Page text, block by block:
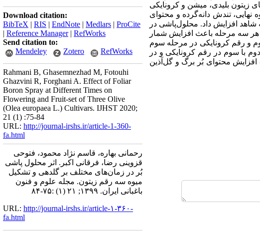
زیتون بلیدی، میشن و کرونایکی
تندش دانه‌‌گرده و محتوای
شاهد افزایش داد. محلول‌‌‌‌پاشی در
سه مرحله باعث افزایش شمار
و رقم کرونایکی در مرحله سوم
با سوم در رقم کرونایکی و در
محتوای بُر برگ و گل‌‌آذین
Download citation:
BibTeX | RIS | EndNote | Medlars | ProCite
| Reference Manager| RefWorks
Send citation to:
Mendeley
Zotero RefWorks
Rahmani B, Ghasemnezhad M, Fotouhi
Ghazvini R, Forghani A. Effect of Foliar
Boron Spray at Different Times on
Flowering and Fruit-set of Three Olive
(Olea europaea L.) Cultivars. IJHST 2020;
21 (1) :75-84
URL: http://journal-irshs.ir/article-1-360-
fa.html
رحمانی بهاره، قاسم نژاد محمود، فتوحی
قزوینی رضا، فرقانی اکبر. اثر محلول پاشی
بُر در زمان‌‌‌های مختلف بر گلدهی و تشکیل
میوه سه رقم زیتون. مجله علوم و فنون
باغبانی ایران. ۱۳۹۹; ۲۱ (۱) :۷۵-۸۴
URL: http://journal-irshs.ir/article-۱-۳۶۰-
fa.html